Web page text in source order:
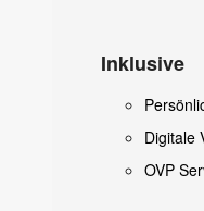
Inklusive
Digitale
OVP